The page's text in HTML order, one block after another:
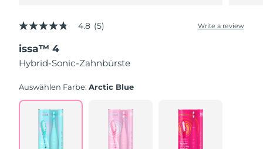
4.8
of
5
stars,
rating
Read
Reviews.
Same
page
4.8 (5) Write a review
issa™ 4
Hybrid-Sonic-Zahnbürste
Auswählen Farbe:Arctic Blue